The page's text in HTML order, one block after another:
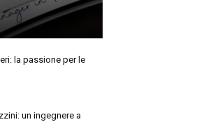
la passione per le
un ingegnere a